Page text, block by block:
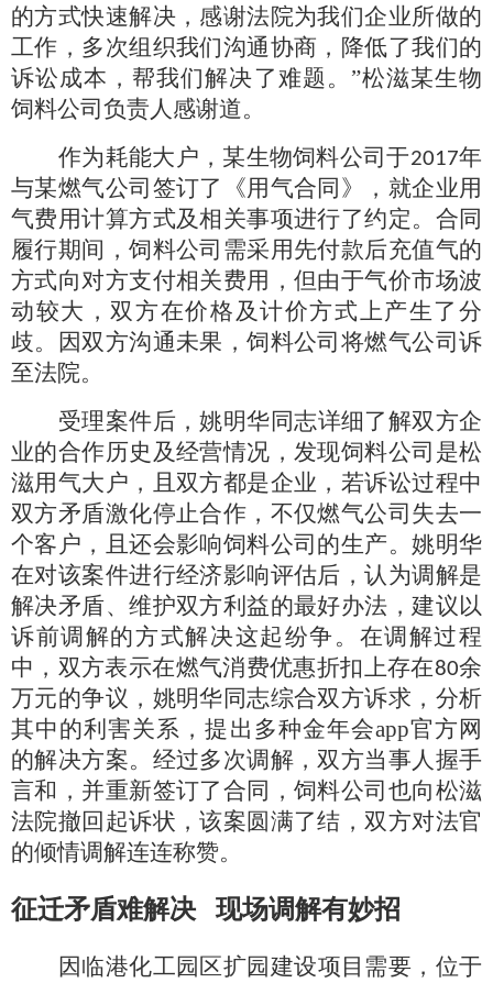
的方式快速解决，感谢法院为我们企业所做的
工作，多次组织我们沟通协商，降低了我们的
诉讼成本，帮我们解决了难题。”松滋某生物
饲料公司负责人感谢道。
作为耗能大户，某生物饲料公司于2017年
与某燃气公司签订了《用气合同》，就企业用
气费用计算方式及相关事项进行了约定。合同
履行期间，饲料公司需采用先付款后充值气的
方式向对方支付相关费用，但由于气价市场波
动较大，双方在价格及计价方式上产生了分
歧。因双方沟通未果，饲料公司将燃气公司诉
至法院。
受理案件后，姚明华同志详细了解双方企
业的合作历史及经营情况，发现饲料公司是松
滋用气大户，且双方都是企业，若诉讼过程中
双方矛盾激化停止合作，不仅燃气公司失去一
个客户，且还会影响饲料公司的生产。姚明华
在对该案件进行经济影响评估后，认为调解是
解决矛盾、维护双方利益的最好办法，建议以
诉前调解的方式解决这起纷争。在调解过程
中，双方表示在燃气消费优惠折扣上存在80余
万元的争议，姚明华同志综合双方诉求，分析
其中的利害关系，提出多种金年会app官方网
的解决方案。经过多次调解，双方当事人握手
言和，并重新签订了合同，饲料公司也向松滋
法院撤回起诉状，该案圆满了结，双方对法官
的倾情调解连连称赞。
征迁矛盾难解决现场调解有妙招
因临港化工园区扩园建设项目需要，位于